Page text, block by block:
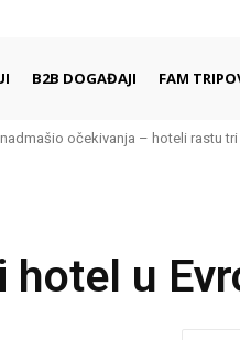
B2B DOGAĐAJI FAM
očekivanja – hoteli rastu tri
italijanska gastronomija samo
hotel u